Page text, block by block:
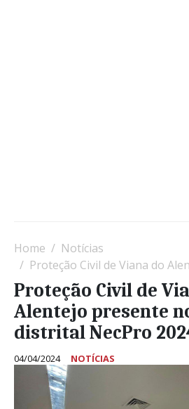
Home
Notícias
Proteção Civil de Viana do Alentejo presente
Proteção Civil de
Alentejo presente
distrital NecPro
04/04/2024 NOTÍCIAS